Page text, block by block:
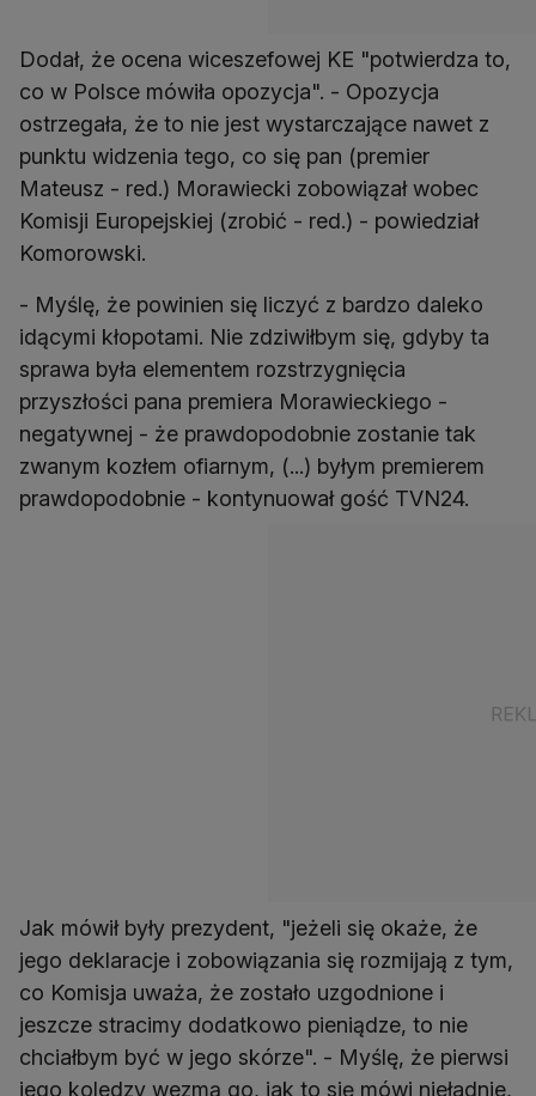
Dodał, że ocena wiceszefowej KE "potwierdza to,
co w Polsce mówiła opozycja". - Opozycja
ostrzegała, że to nie jest wystarczające nawet z
punktu widzenia tego, co się pan (premier
Mateusz - red.) Morawiecki zobowiązał wobec
Komisji Europejskiej (zrobić - red.) - powiedział
Komorowski.
- Myślę, że powinien się liczyć z bardzo daleko
idącymi kłopotami. Nie zdziwiłbym się, gdyby ta
sprawa była elementem rozstrzygnięcia
przyszłości pana premiera Morawieckiego -
negatywnej - że prawdopodobnie zostanie tak
zwanym kozłem ofiarnym, (...) byłym premierem
prawdopodobnie - kontynuował gość TVN24.
Jak mówił były prezydent, "jeżeli się okaże, że
jego deklaracje i zobowiązania się rozmijają z tym,
co Komisja uważa, że zostało uzgodnione i
jeszcze stracimy dodatkowo pieniądze, to nie
chciałbym być w jego skórze". - Myślę, że pierwsi
jego koledzy wezmą go, jak to się mówi nieładnie,